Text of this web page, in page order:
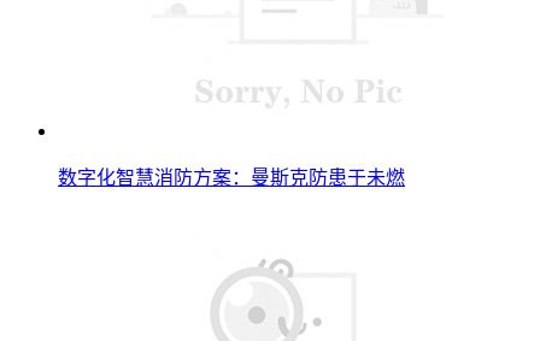
数字化智慧消防方案：曼斯克防患于未燃